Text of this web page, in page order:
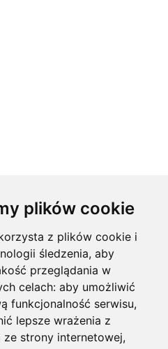
plików cookie
z plików cookie i
śledzenia, aby
przeglądania w
celach: aby umożliwić
funkcjonalność serwisu,
lepsze wrażenia z
ze strony internetowej,